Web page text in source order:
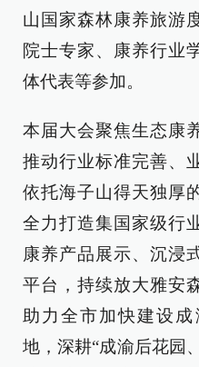
山国家森林康养旅游
院士专家、康养行业
体代表等参加。
本届大会聚焦生态康
推动行业标准完善、
依托海子山得天独厚
全力打造集国家级行
康养产品展示、沉浸
平台，持续放大雅安
助力全市加快建设
地，深耕“成渝后花园